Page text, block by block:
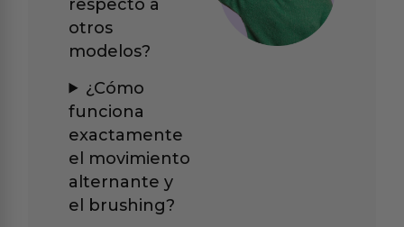
respecto a
otros
modelos?
¿Cómo
funciona
exactamente
el movimiento
alternante y
el brushing?